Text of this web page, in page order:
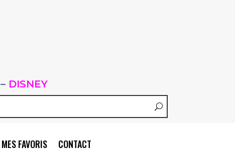
– DISNEY
MES FAVORIS CONTACT